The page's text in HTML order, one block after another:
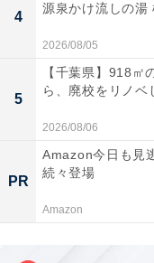
4
源泉かけ流しの湯
2026/08/05
5
【千葉県】918㎡
ら、廃校をリノベ
2026/08/06
PR
Amazon今日も見
続々登場
Amazon